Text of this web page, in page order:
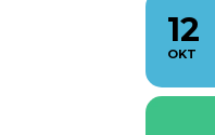
12
OKT